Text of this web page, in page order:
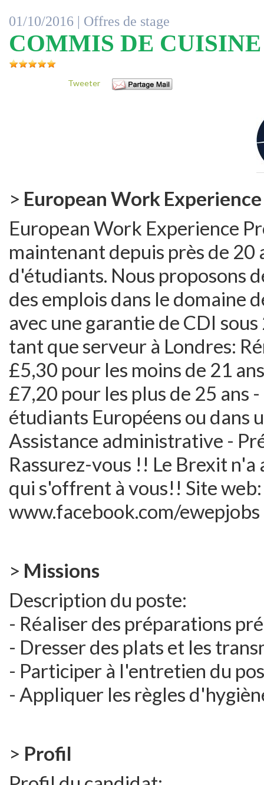
01/10/2016 | Offres de stage
COMMIS DE CUISINE
Tweeter
> European Work
European Work Experience
maintenant depuis près de 20
d'étudiants. Nous proposons
des emplois dans le domaine
avec une garantie de CDI
tant que serveur à Londres:
£5,30 pour les moins de 21
£7,20 pour les plus de 25 ans
étudiants Européens ou dans
Assistance administrative -
Rassurez-vous !! Le Brexit
qui s'offrent à vous!! Site
www.facebook.com/ewepjobs
> Missions
Description du poste:
- Réaliser des préparations
- Dresser des plats et les
- Participer à l'entretien du
- Appliquer les règles
> Profil